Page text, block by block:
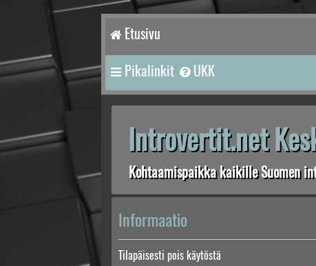
Etusivu
Pikalinkit UKK
Introvertit.net
Kohtaamispaikka kaikille Suomen
Informaatio
Tilapäisesti pois käytöstä